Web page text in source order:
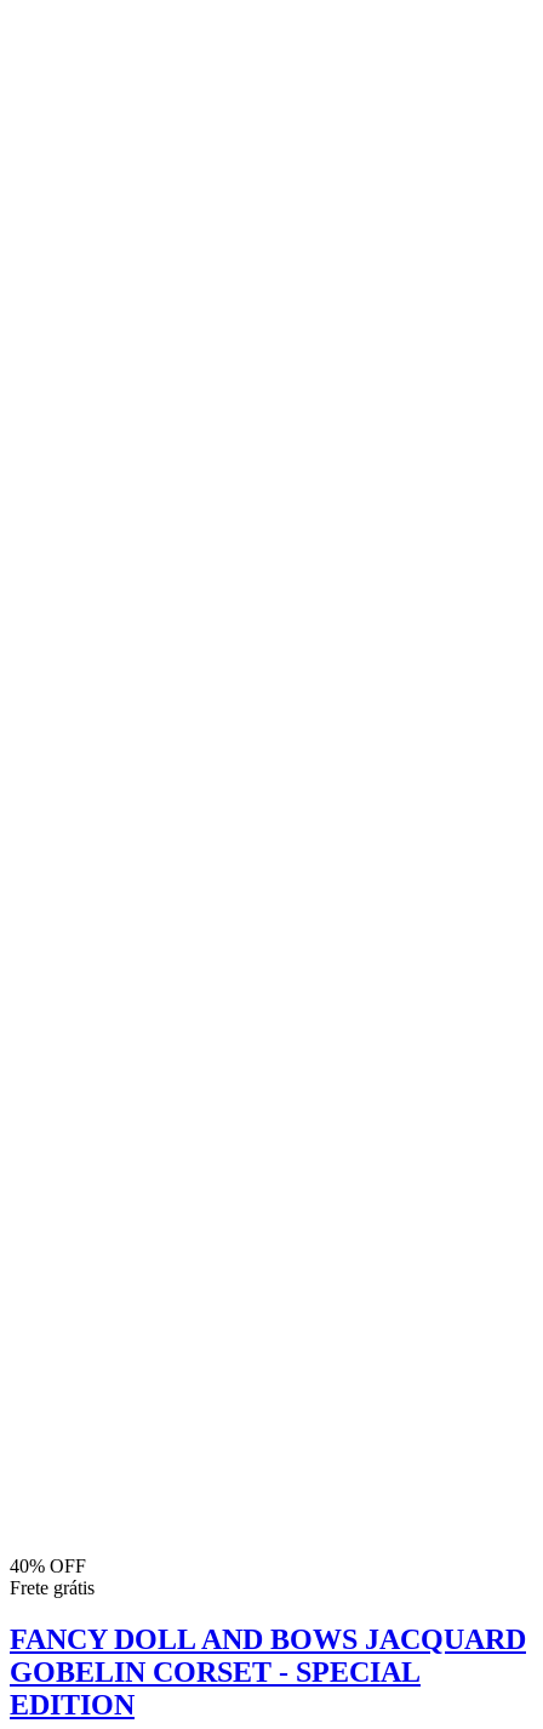
40% OFF
Frete grátis
FANCY DOLL AND BOWS JACQUARD
GOBELIN CORSET - SPECIAL
EDITION